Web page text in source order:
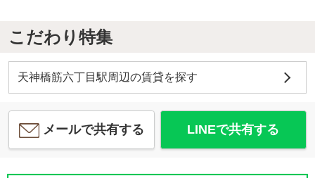
こだわり特集
天神橋筋六丁目駅周辺の賃貸を探す
メールで共有する LINEで共有する